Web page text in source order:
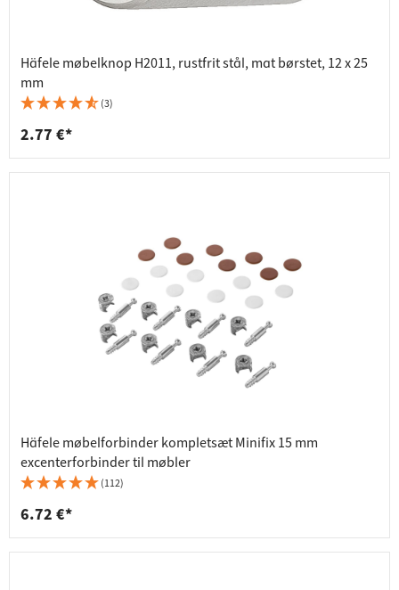
Häfele møbelknop H2011, rustfrit stål, mat børstet, 12 x 25
mm
(3)
2.77 €*
Häfele møbelforbinder kompletsæt Minifix 15 mm
excenterforbinder til møbler
(112)
6.72 €*